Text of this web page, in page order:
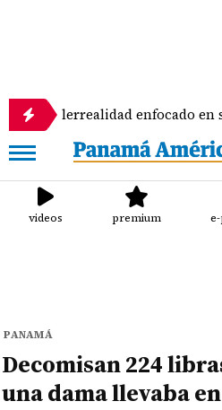
enfocado en sus amigas
videos premium
PANAMÁ
Decomisan 224
una dama llevaba